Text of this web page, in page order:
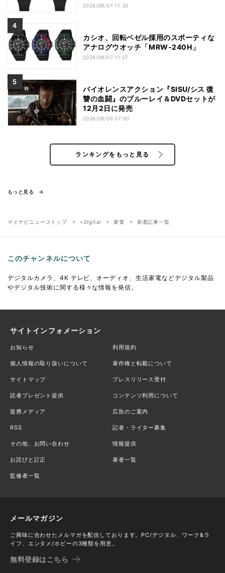
2026/08/07 11:35
カシオ、回転ベゼル採用のスポーティな
アナログウオッチ「MRW-240H」
2026/08/07 11:27
バイオレンスアクション『SISU/シス 復
讐の血闘』のブルーレイ＆DVDセットが
12月2日に発売
2026/08/06 07:00
ランキングをもっと見る
もっと見る
マイナビニューストップ +Digital 家電 新着記事一覧
このチャンネルについて
デジタルカメラ、4K テレビ、オーディオ、生活家電などデジタル製品
やデジタル技術に関する様々な情報を発信。
サイトインフォメーション
お知らせ 利用規約
個人情報の取り扱いについて 著作権と転載について
サイトマップ プレスリリース受付
読者プレゼント提供 コンテンツ利用について
提携メディア 広告のご案内
RSS 記者・ライター募集
その他、お問い合わせ 情報提供
お詫びと訂正 著者一覧
監修者一覧
メールマガジン
ご興味に合わせたメルマガを配信しております。PC/デジタル、ワーク&ラ
イフ、エンタメ/ホビーの3種類を用意。
無料登録はこちら